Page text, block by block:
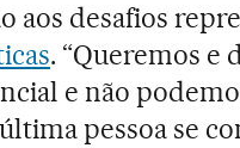
aos desafios
. “Queremos e
e não
pessoa se